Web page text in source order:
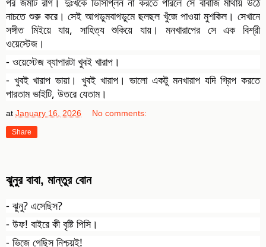
নাচতে শুরু করে। সেই আগডুমবাগডুমে ছলছল খুঁজে পাওয়া মুশকিল। সেখানে
সঙ্গীত মিইয়ে যায়, সাহিত্য শুকিয়ে যায়। মনখারাপের সে এক বিশ্রী
ওয়েস্টেজ।
- ওয়েস্টেজ ব্যাপারটা খুবই খারাপ।
- খুবই খারাপ ভায়া। খুবই খারাপ। ভালো একটু মনখারাপ যদি গ্রিপ করতে
পারতাম ভাইটি, উতরে যেতাম।
at January 16, 2026 No comments:
Share
ঝুনুর বাবা, মান্তুর বোন
- ঝুনু? এসেছিস?
- উফ! বাইরে কী বৃষ্টি পিসি।
- ভিজে গেছিস নিশ্চয়ই!